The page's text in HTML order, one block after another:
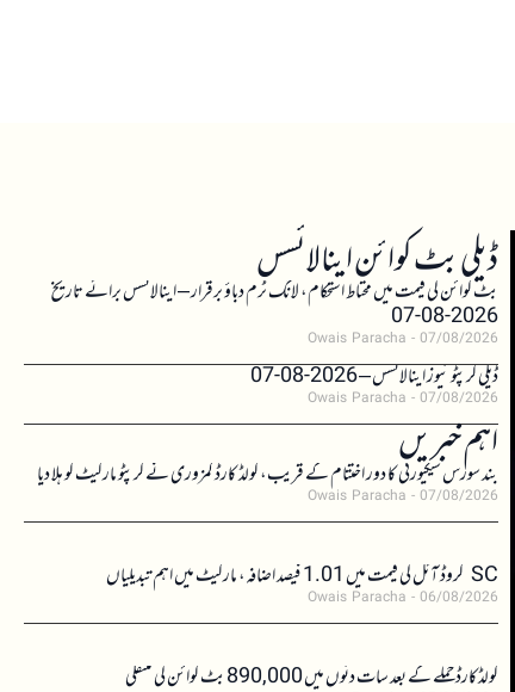
ڈیلی بٹ کوائن اینالائسس
بٹ کوائن کی قیمت میں محتاط استحکام، لانگ ٹرم دباؤ برقرار – اینالائسس برائے تاریخ
2026-08-07
Owais Paracha 07/08/2026
ڈیلی کرپٹو نیوز اینالائسس – 2026-08-07
Owais Paracha 07/08/2026
اہم خبریں
بند سورس سیکیورٹی کا دور اختتام کے قریب، کولڈ کارڈ کمزوری نے کرپٹو مارکیٹ کو ہلا دیا
Owais Paracha 07/08/2026
SC کروڈ آئل کی قیمت میں 1.01 فیصد اضافہ، مارکیٹ میں اہم تبدیلیاں
Owais Paracha 06/08/2026
کولڈکارڈ حملے کے بعد سات دنوں میں 890,000 بٹ کوائن کی منتقلی